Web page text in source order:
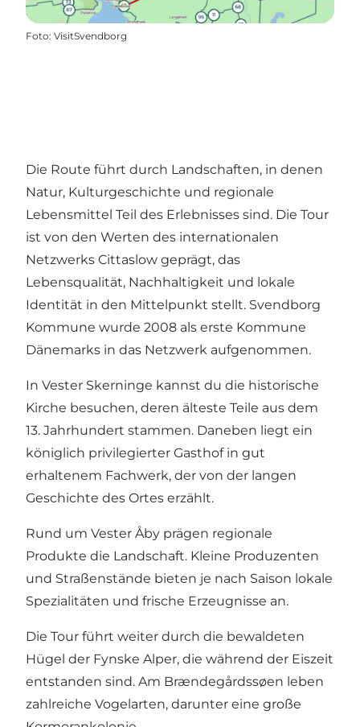
Foto: VisitSvendborg
Die Route führt durch Landschaften, in denen
Natur, Kulturgeschichte und regionale
Lebensmittel Teil des Erlebnisses sind. Die Tour
ist von den Werten des internationalen
Netzwerks Cittaslow geprägt, das
Lebensqualität, Nachhaltigkeit und lokale
Identität in den Mittelpunkt stellt. Svendborg
Kommune wurde 2008 als erste Kommune
Dänemarks in das Netzwerk aufgenommen.
In Vester Skerninge kannst du die historische
Kirche besuchen, deren älteste Teile aus dem
13. Jahrhundert stammen. Daneben liegt ein
königlich privilegierter Gasthof in gut
erhaltenem Fachwerk, der von der langen
Geschichte des Ortes erzählt.
Rund um Vester Åby prägen regionale
Produkte die Landschaft. Kleine Produzenten
und Straßenstände bieten je nach Saison lokale
Spezialitäten und frische Erzeugnisse an.
Die Tour führt weiter durch die bewaldeten
Hügel der Fynske Alper, die während der Eiszeit
entstanden sind. Am Brændegårdssøen leben
zahlreiche Vogelarten, darunter eine große